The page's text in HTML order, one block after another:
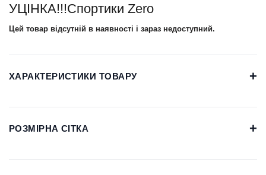
УЦІНКА!!!Спортики Zero
Цей товар відсутній в наявності і зараз недоступний.
ХАРАКТЕРИСТИКИ ТОВАРУ +
РОЗМІРНА СІТКА +